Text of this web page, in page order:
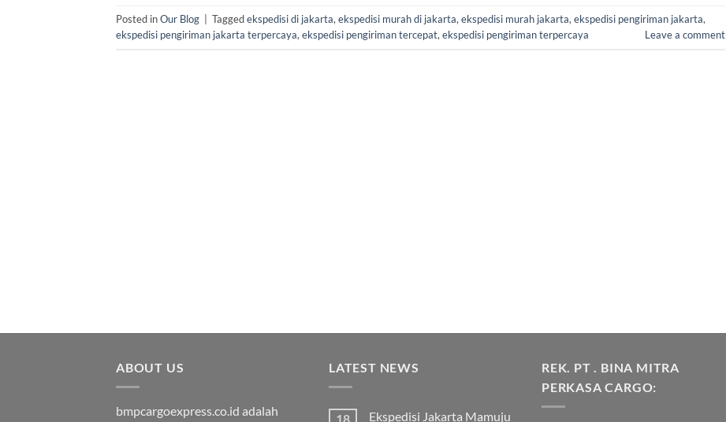
Posted inOur Blog Taggedekspedisi di jakarta,ekspedisi murah di jakarta,ekspedisi murah jakarta,ekspedisi pengiriman jakarta,
ekspedisi pengiriman jakarta terpercaya,ekspedisi pengiriman tercepat,ekspedisi pengiriman terpercaya Leave a comment
ABOUT US
bmpcargoexpress.co.id adalah
LATEST NEWS
18 Ekspedisi Jakarta Mamuju
REK. PT . BINA MITRA
PERKASA CARGO: